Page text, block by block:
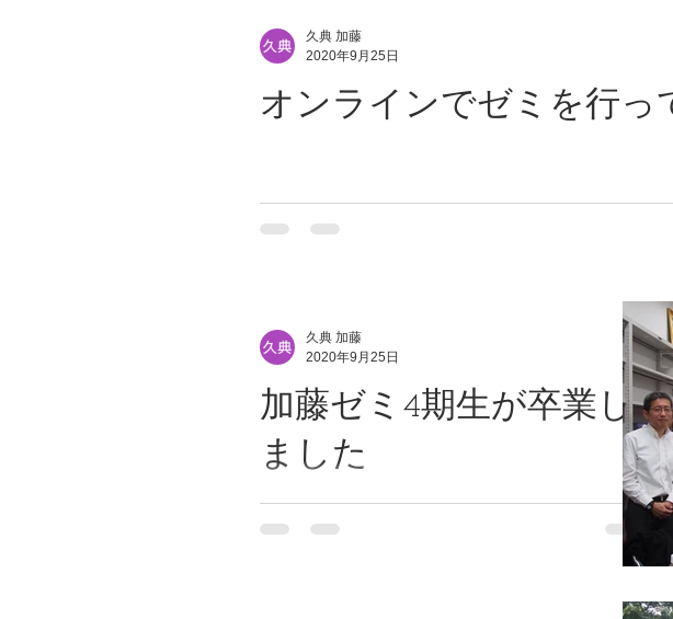
オンラインでゼミを行っ
久典 加藤
2020年9月25日
加藤ゼミ4期生が卒業し
ました
久典 加藤
2020年9月25日